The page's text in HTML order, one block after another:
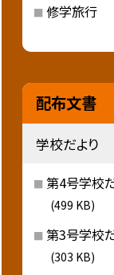
修学旅行
配布文書
学校だより
第4号学校
(499 KB)
第3号学校
(303 KB)